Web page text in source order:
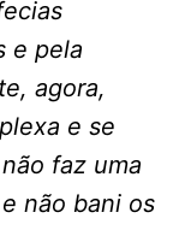
e pela
agora,
e se
faz uma
não bani os